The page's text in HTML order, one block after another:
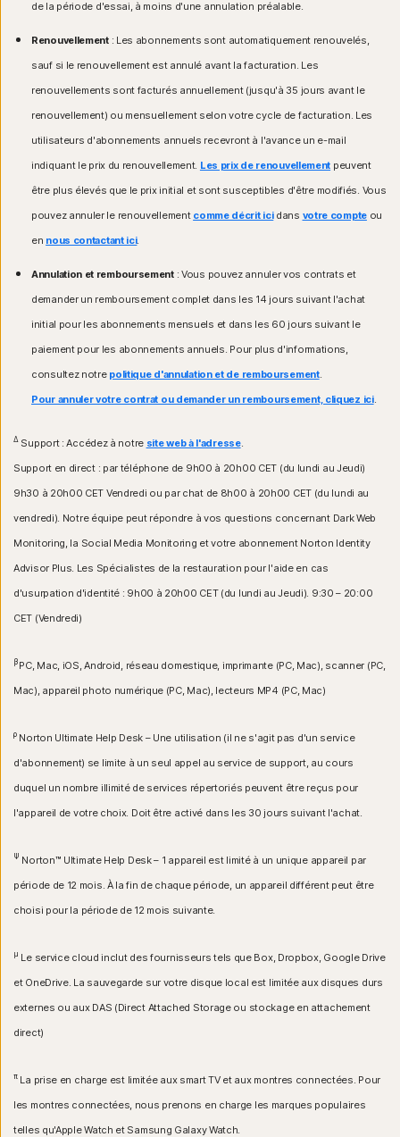
de la période d'essai, à moins d'une annulation préalable.
Renouvellement : Les abonnements sont automatiquement renouvelés,
sauf si le renouvellement est annulé avant la facturation. Les
renouvellements sont facturés annuellement (jusqu'à 35 jours avant le
renouvellement) ou mensuellement selon votre cycle de facturation. Les
utilisateurs d'abonnements annuels recevront à l'avance un e-mail
indiquant le prix du renouvellement. Les prix de renouvellement peuvent
être plus élevés que le prix initial et sont susceptibles d'être modifiés. Vous
pouvez annuler le renouvellement comme décrit icidans votre compteou
en nous contactant ici.
Annulation et remboursement: Vous pouvez annuler vos contrats et
demander un remboursement complet dans les 14 jours suivant l'achat
initial pour les abonnements mensuels et dans les 60 jours suivant le
paiement pour les abonnements annuels. Pour plus d'informations,
consultez notre politique d'annulation et de remboursement.
Pour annuler votre contrat ou demander un remboursement, cliquez ici.
ΔSupport : Accédez à notre site web à l'adresse.
Support en direct : par téléphone de 9h00 à 20h00 CET (du lundi au Jeudi)
9h30 à 20h00 CET Vendredi ou par chat de 8h00 à 20h00 CET (du lundi au
vendredi). Notre équipe peut répondre à vos questions concernant Dark Web
Monitoring, la Social Media Monitoring et votre abonnement Norton Identity
Advisor Plus. Les Spécialistes de la restauration pour l'aide en cas
d'usurpation d'identité : 9h00 à 20h00 CET (du lundi au Jeudi). 9:30 – 20:00
CET (Vendredi)
β PC, Mac, iOS, Android, réseau domestique, imprimante (PC, Mac), scanner (PC,
Mac), appareil photo numérique (PC, Mac), lecteurs MP4 (PC, Mac)
ρNorton Ultimate Help Desk – Une utilisation (il ne s'agit pas d'un service
d'abonnement) se limite à un seul appel au service de support, au cours
duquel un nombre illimité de services répertoriés peuvent être reçus pour
l'appareil de votre choix. Doit être activé dans les 30 jours suivant l'achat.
Ψ Norton™ Ultimate Help Desk – 1 appareil est limité à un unique appareil par
période de 12 mois. À la fin de chaque période, un appareil différent peut être
choisi pour la période de 12 mois suivante.
μ Le service cloud inclut des fournisseurs tels que Box, Dropbox, Google Drive
et OneDrive. La sauvegarde sur votre disque local est limitée aux disques durs
externes ou aux DAS (Direct Attached Storage ou stockage en attachement
direct)
πLa prise en charge est limitée aux smart TV et aux montres connectées. Pour
les montres connectées, nous prenons en charge les marques populaires
telles qu'Apple Watch et Samsung Galaxy Watch.